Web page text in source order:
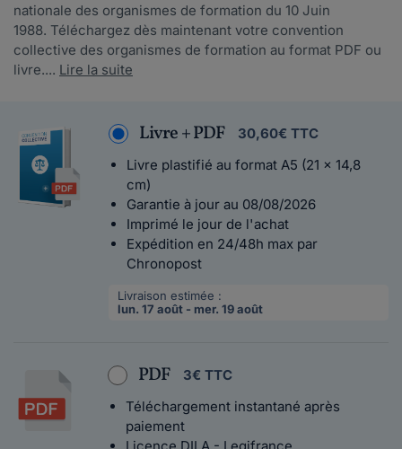
nationale des organismes de formation du 10 Juin
1988. Téléchargez dès maintenant votre convention
collective des organismes de formation au format PDF ou
livre.... Lire la suite
Livre + PDF
30,60€ TTC
Livre plastifié au format A5 (21 x 14,8
cm)
Garantie à jour au 08/08/2026
Imprimé le jour de l'achat
Expédition en 24/48h max par
Chronopost
Livraison estimée :
lun. 17 août - mer. 19 août
PDF
3€ TTC
Téléchargement instantané après
paiement